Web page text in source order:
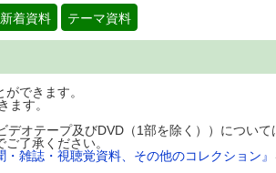
新着資料 テーマ資料
できます。
ます。
オテープ及びDVD（1部を除く））について
了承ください。
・雑誌・視聴覚資料、その他のコレクション』